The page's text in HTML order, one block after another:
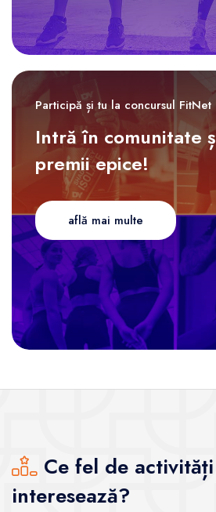
Participă și tu la concursul FitNet
Intră în comunitate
premii epice!
află mai multe
Ce fel de
interesează?